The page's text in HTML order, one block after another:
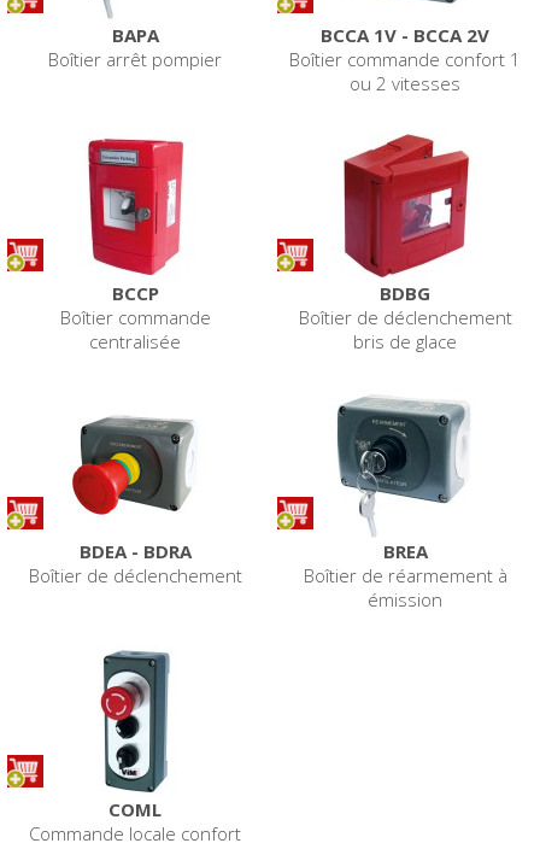
BAPA
Boîtier arrêt pompier
BCCA 1V - BCCA 2V
Boîtier commande confort 1
ou 2 vitesses
BCCP
Boîtier commande
centralisée
BDBG
Boîtier de déclenchement
bris de glace
BDEA - BDRA
Boîtier de déclenchement
BREA
Boîtier de réarmement à
émission
COML
Commande locale confort